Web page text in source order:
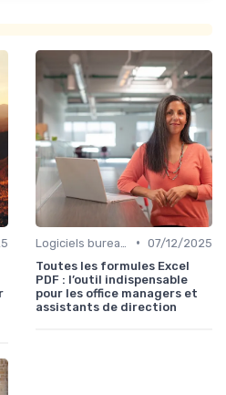
• 07/12/2025
Toutes les formules Excel
PDF : l’outil indispensable
pour les office managers et
assistants de direction